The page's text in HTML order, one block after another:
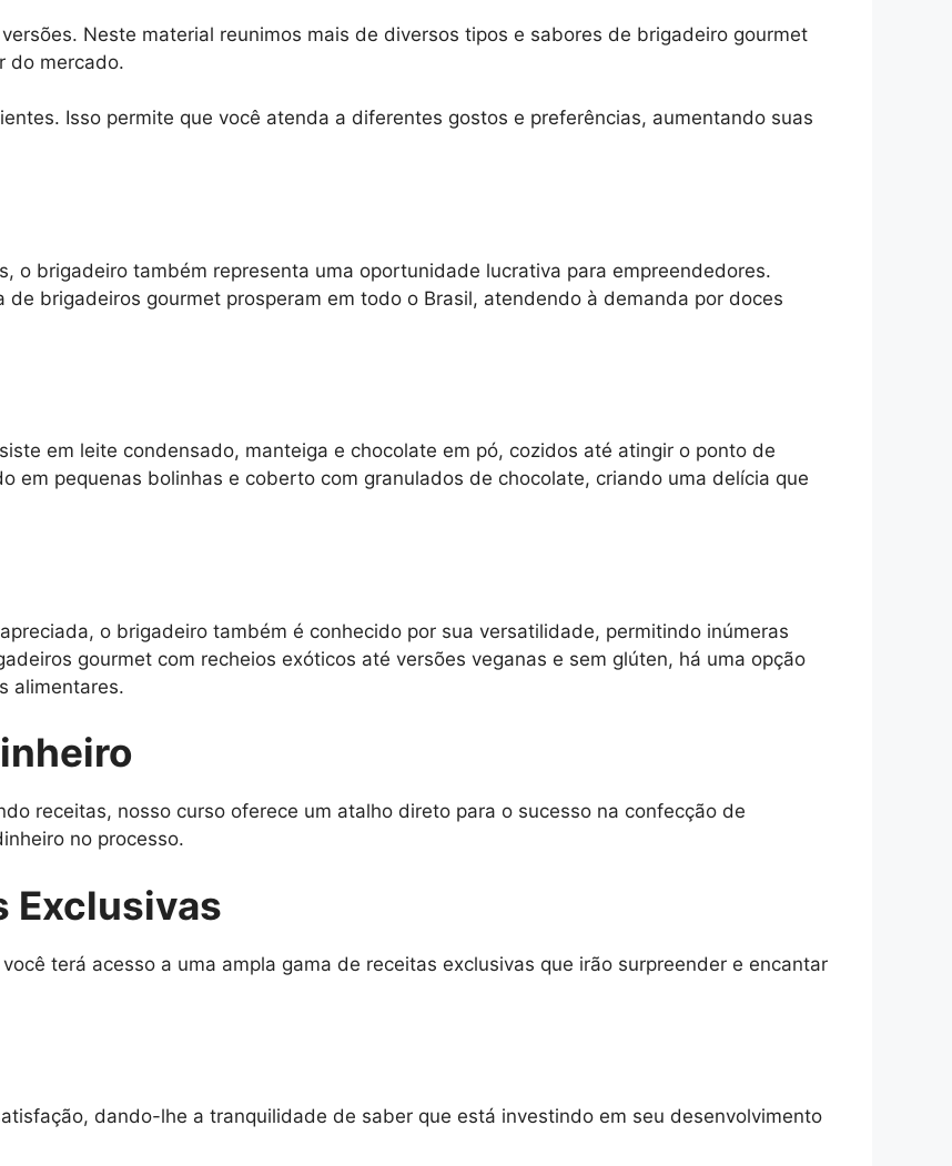
Neste material reunimos mais de diversos tipos e sabores de brigadeiro gourmet
do mercado.
Isso permite que você atenda a diferentes gostos e preferências, aumentando suas
o brigadeiro também representa uma oportunidade lucrativa para empreendedores.
de brigadeiros gourmet prosperam em todo o Brasil, atendendo à demanda por doces
em leite condensado, manteiga e chocolate em pó, cozidos até atingir o ponto de
em pequenas bolinhas e coberto com granulados de chocolate, criando uma delícia que
o brigadeiro também é conhecido por sua versatilidade, permitindo inúmeras
gourmet com recheios exóticos até versões veganas e sem glúten, há uma opção
alimentares.
receitas, nosso curso oferece um atalho direto para o sucesso na confecção de
no processo.
Exclusivas
terá acesso a uma ampla gama de receitas exclusivas que irão surpreender e encantar
dando-lhe a tranquilidade de saber que está investindo em seu desenvolvimento